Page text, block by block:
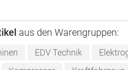
aus den Warengruppen:
EDV Technik